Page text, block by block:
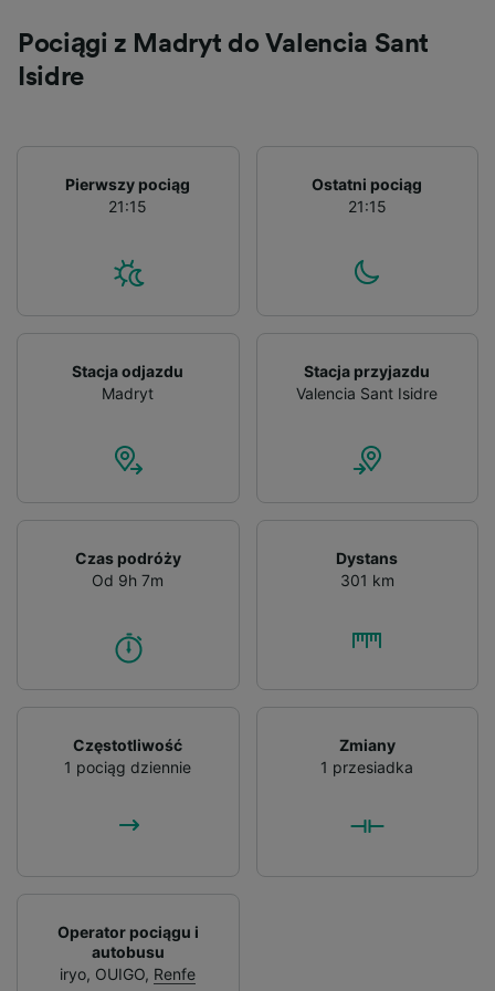
Pociągi z Madryt do Valencia Sant
Isidre
Pierwszy pociąg
21:15
Ostatni pociąg
21:15
Stacja odjazdu
Madryt
Stacja przyjazdu
Valencia Sant Isidre
Czas podróży
Od 9h 7m
Dystans
301 km
Częstotliwość
1 pociąg dziennie
Zmiany
1 przesiadka
Operator pociągu i
autobusu
iryo, OUIGO, Renfe